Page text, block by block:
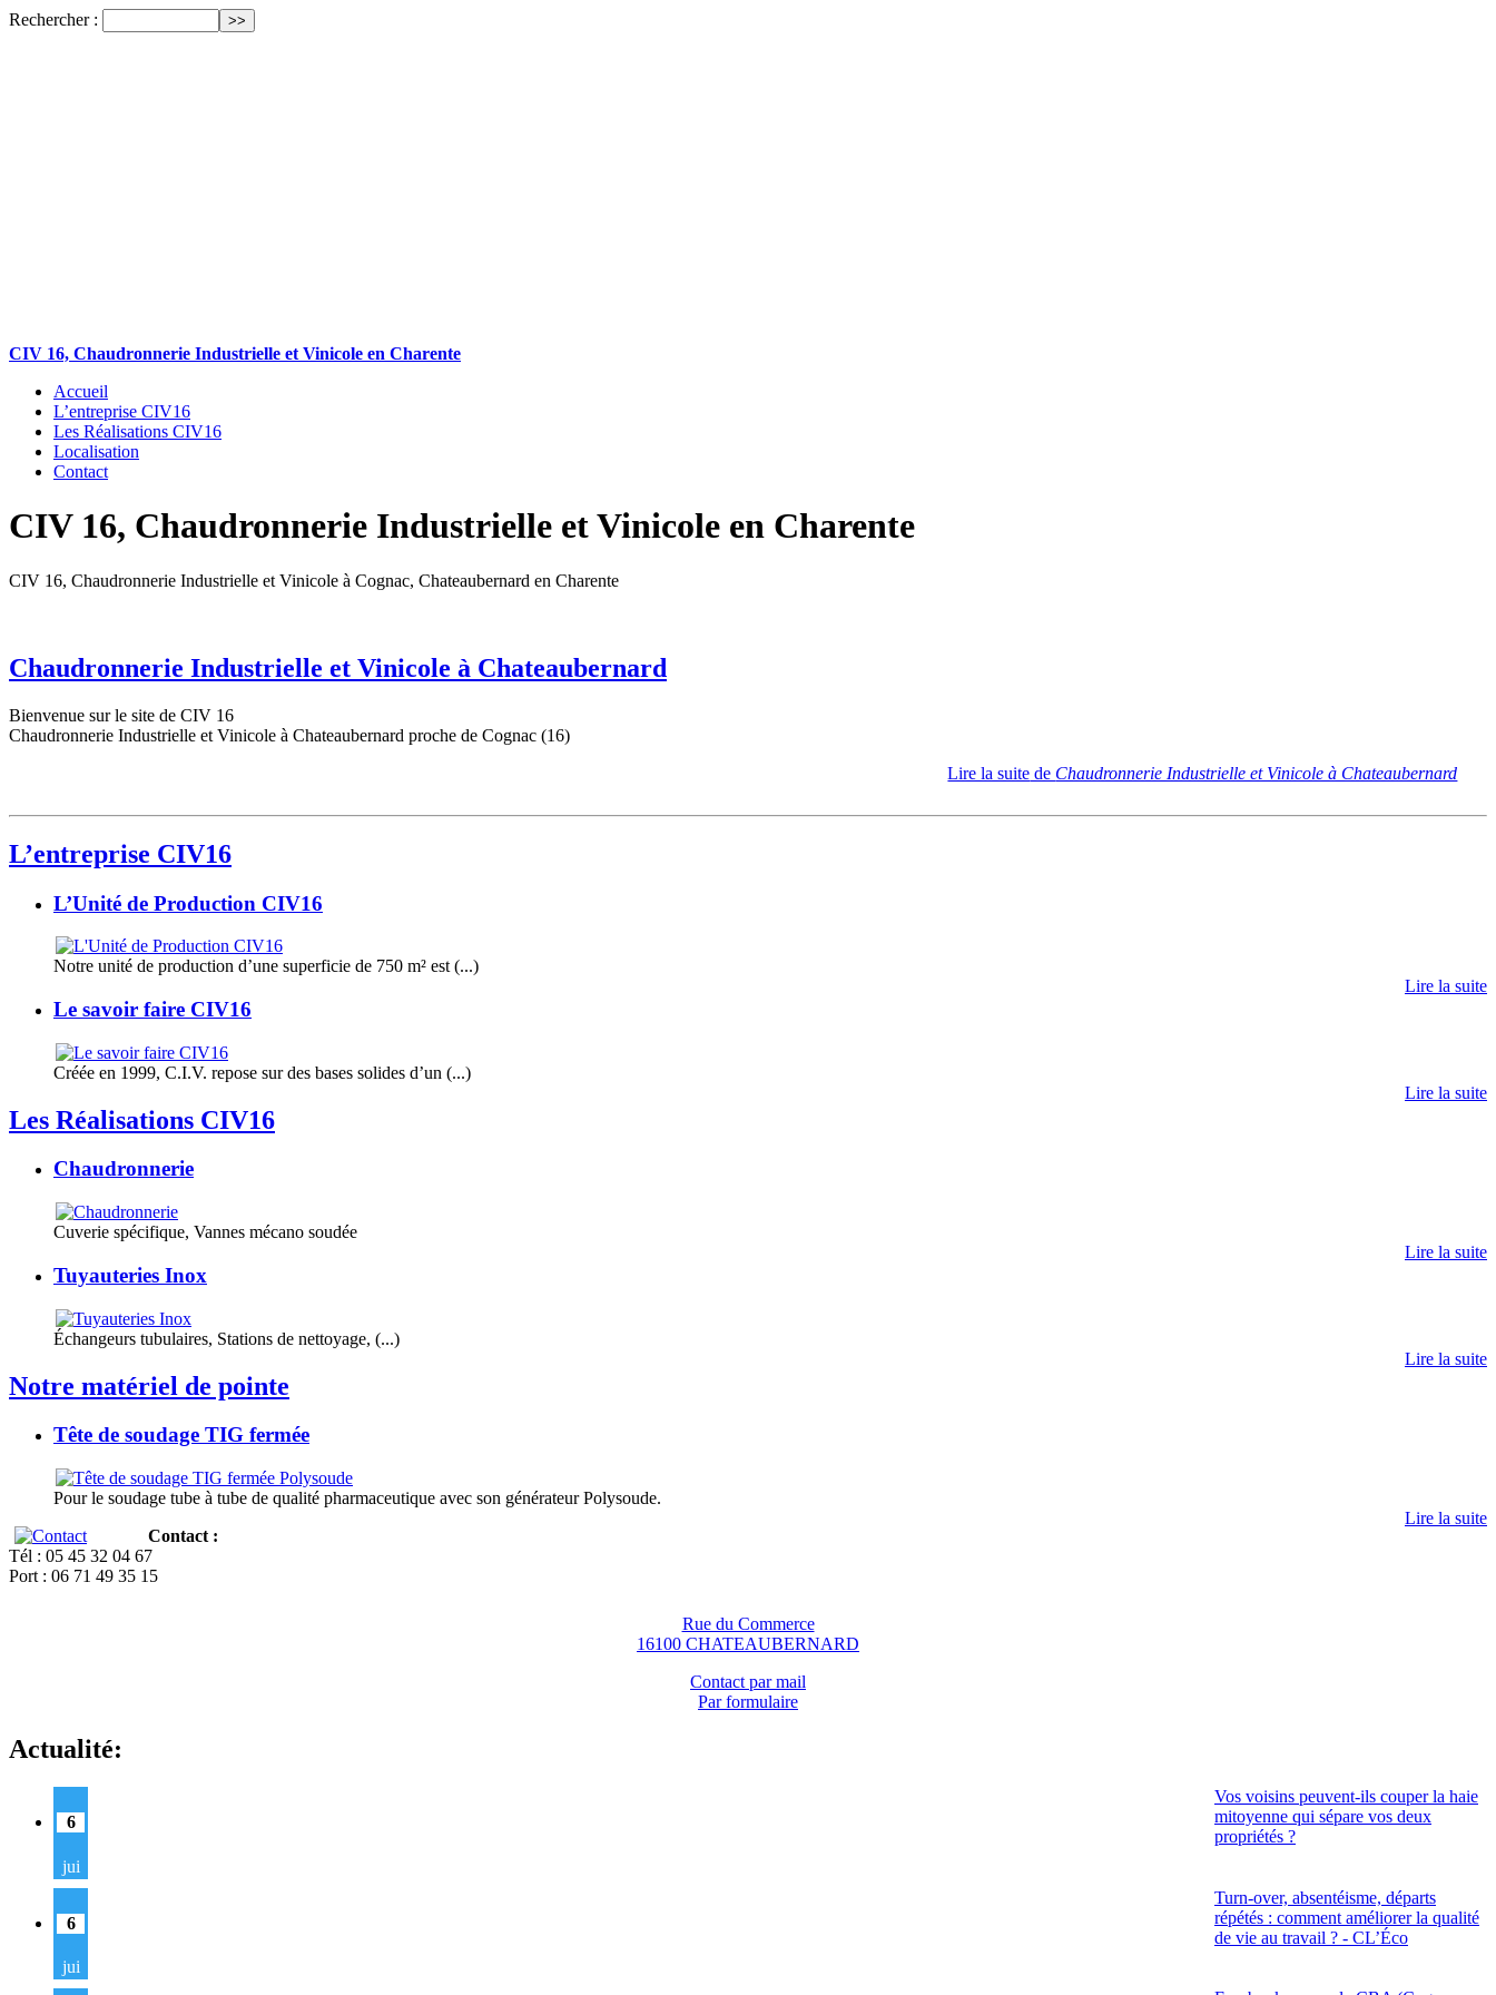
Rechercher :
CIV 16, Chaudronnerie Industrielle et Vinicole en Charente
Accueil
L’entreprise CIV16
Les Réalisations CIV16
Localisation
Contact
CIV 16, Chaudronnerie Industrielle et Vinicole en Charente
CIV 16, Chaudronnerie Industrielle et Vinicole à Cognac, Chateaubernard en Charente
Chaudronnerie Industrielle et Vinicole à Chateaubernard
Bienvenue sur le site de CIV 16
Chaudronnerie Industrielle et Vinicole à Chateaubernard proche de Cognac (16)
Lire la suite de Chaudronnerie Industrielle et Vinicole à Chateaubernard
L’entreprise CIV16
L’Unité de Production CIV16
Notre unité de production d’une superficie de 750 m² est (...)
Lire la suite
Le savoir faire CIV16
Créée en 1999, C.I.V. repose sur des bases solides d’un (...)
Lire la suite
Les Réalisations CIV16
Chaudronnerie
Cuverie spécifique, Vannes mécano soudée
Lire la suite
Tuyauteries Inox
Échangeurs tubulaires, Stations de nettoyage, (...)
Lire la suite
Notre matériel de pointe
Tête de soudage TIG fermée
Pour le soudage tube à tube de qualité pharmaceutique avec son générateur Polysoude.
Lire la suite
Contact :
Tél : 05 45 32 04 67
Port : 06 71 49 35 15
Rue du Commerce
16100 CHATEAUBERNARD
Contact par mail
Par formulaire
Actualité:
Vos voisins peuvent-ils couper la haie
mitoyenne qui sépare vos deux
propriétés ?
6
jui
Turn-over, absentéisme, départs
répétés : comment améliorer la qualité
de vie au travail ? - CL’Éco
6
jui